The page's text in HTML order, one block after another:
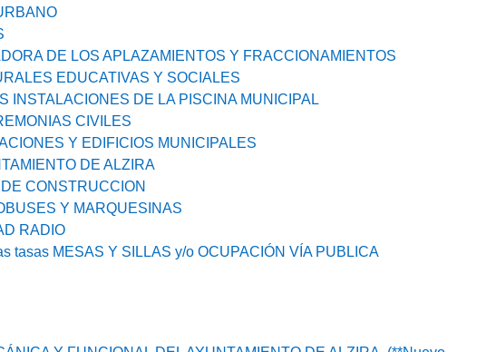
DE LOS APLAZAMIENTOS Y FRACCIONAMIENTOS
EDUCATIVAS Y SOCIALES
INSTALACIONES DE LA PISCINA MUNICIPAL
CIVILES
Y EDIFICIOS MUNICIPALES
DE ALZIRA
CONSTRUCCION
Y MARQUESINAS
RADIO
tasas MESAS Y SILLAS y/o OCUPACIÓN VÍA PUBLICA